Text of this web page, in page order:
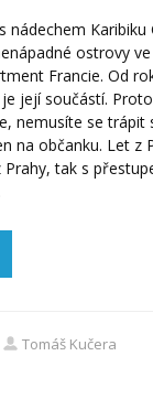
nádechem
ostrovy
Francie. Od
je její součástí.
nemusíte se trápit
na občanku. Let z
tak s
Tomáš Kučera